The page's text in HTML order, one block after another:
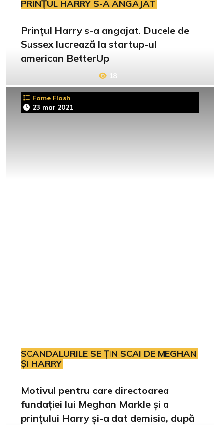
PRINȚUL HARRY S-A ANGAJAT
Prințul Harry s-a angajat. Ducele de
Sussex lucrează la startup-ul
american BetterUp
18
Fame Flash
23 mar 2021
SCANDALURILE SE ȚIN SCAI DE MEGHAN
ȘI HARRY
Motivul pentru care directoarea
fundației lui Meghan Markle și a
prințului Harry și-a dat demisia, după